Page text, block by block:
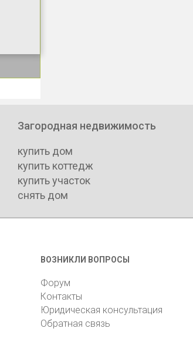
Загородная недвижимость
купить дом
купить коттедж
купить участок
снять дом
ВОЗНИКЛИ ВОПРОСЫ
Форум
Контакты
Юридическая консультация
Обратная связь